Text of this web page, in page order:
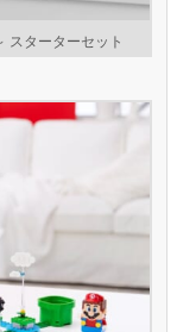
ターターセット